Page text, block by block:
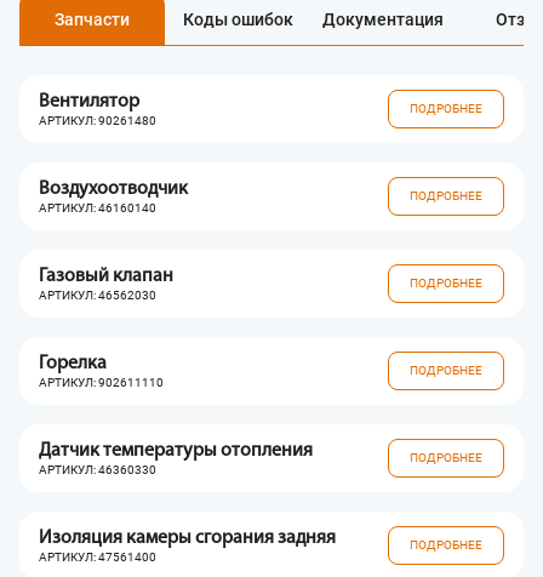
Запчасти Коды ошибок Документация
Вентилятор
АРТИКУЛ: 90261480
ПОДРОБНЕЕ
Воздухоотводчик
АРТИКУЛ: 46160140
ПОДРОБНЕЕ
Газовый клапан
АРТИКУЛ: 46562030
ПОДРОБНЕЕ
Горелка
АРТИКУЛ: 902611110
ПОДРОБНЕЕ
Датчик температуры отопления
АРТИКУЛ: 46360330
ПОДРОБНЕЕ
Изоляция камеры сгорания задняя
АРТИКУЛ: 47561400
ПОДРОБНЕЕ